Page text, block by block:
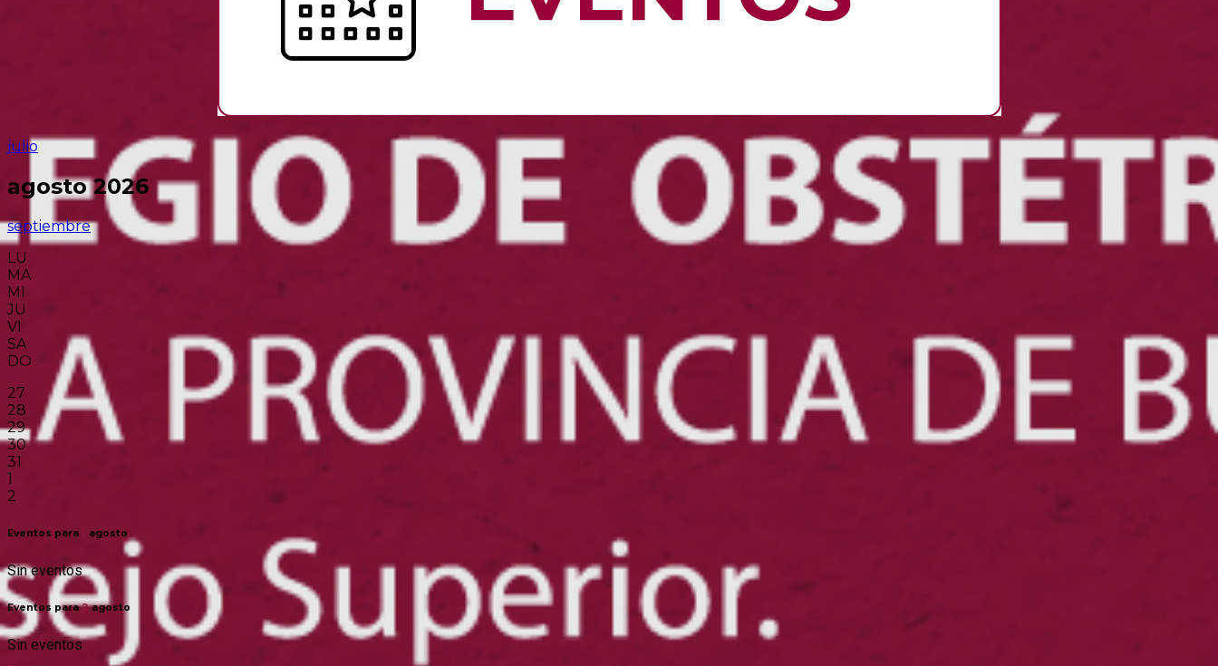
julio
agosto 2026
septiembre
LU
MA
MI
JU
VI
SA
DO
27
28
29
30
31
1
2
Eventos para agosto
Sin eventos
Eventos para2agosto
Sin eventos